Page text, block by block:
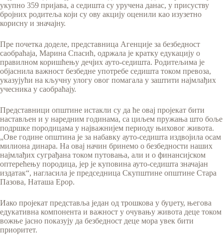
укупно 359 пријава, а седишта су уручена данас, у присуству
бројних родитеља који су ову акцију оценили као изузетно
корисну и значајну.
Пре почетка доделе, представница Агенције за безбедност
саобраћаја, Марина Спасић, одржала је кратку едукацију о
правилном коришћењу дечјих ауто-седишта. Родитељима је
објаснила важност безбедне употребе седишта током превоза,
указујући на кључну улогу овог помагала у заштити најмлађих
учесника у саобраћају.
Представници општине истакли су да ће овај пројекат бити
настављен и у наредним годинама, са циљем пружања што боље
подршке породицама у најважнијем периоду њиховог живота.
„Ове године општина је за набавку ауто-седишта издвојила осам
милиона динара. На овај начин бринемо о безбедности наших
најмлађих суграђана током путовања, али и о финансијском
оптерећењу породица, јер је куповина ауто-седишта значајан
издатак“, нагласила је председница Скупштине општине Стара
Пазова, Наташа Ерор.
Иако пројекат представља један од трошкова у буџету, његова
едукативна компонента и важност у очувању живота деце током
вожње јасно показују да безбедност деце мора увек бити
приоритет.